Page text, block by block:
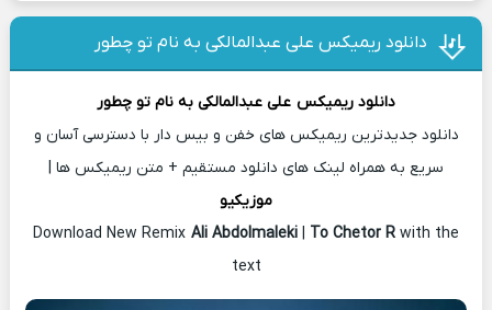
دانلود ریمیکس علی عبدالمالکی به نام تو چطور
دانلود ریمیکس علی عبدالمالکی به نام تو چطور
دانلود جدیدترین ریمیکس های خفن و بیس دار با دسترسی آسان و
سریع به همراه لینک های دانلود مستقیم + متن ریمیکس ها |
موزیکیو
Download New Remix Ali Abdolmaleki | To Chetor R with the
text